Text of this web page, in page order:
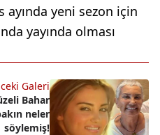
yeni sezon için
yayında olması
Galeri
Bahar
neler
söylemiş!